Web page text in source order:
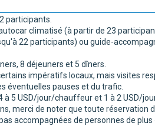
participants.
climatisé (à partir de 23
22 participants) ou guide-
8 déjeuners et 5 dîners.
impératifs locaux, mais visites
éventuelles pauses et du trafic.
à 5 USD/jour/chauffeur et 1 à 2 USD/
merci de noter que toute réservation
accompagnées de personnes de plus